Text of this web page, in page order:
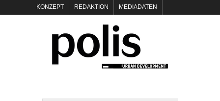
KONZEPT REDAKTION MEDIADATEN
POLIS KEYNOTES
KONTAKT DATENSCHUTZ IMPRESSUM